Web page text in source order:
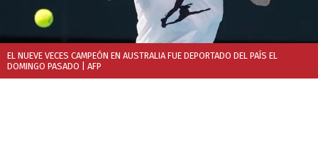
EL NUEVE VECES CAMPEÓN EN AUSTRALIA FUE DEPORTADO DEL PAÍS EL
DOMINGO PASADO | AFP